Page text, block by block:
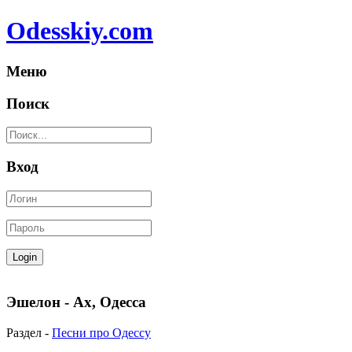
Odesskiy.com
Меню
Поиск
Вход
Эшелон - Ах, Одесса
Раздел - Песни про Одессу